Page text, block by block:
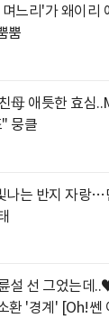
느리'가 왜이리
뿜
母 애틋한 효심
뭉클
나는 반지 자랑…
설 선 그었는데
환 '경계' [Oh!쎈